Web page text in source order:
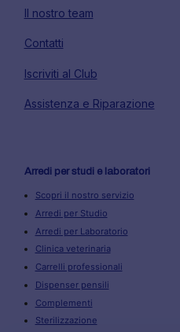
Il nostro team
Contatti
Iscriviti al Club
Assistenza e Riparazione
Arredi per studi e laboratori
Scopri il nostro servizio
Arredi per Studio
Arredi per Laboratorio
Clinica veterinaria
Carrelli professionali
Dispenser pensili
Complementi
Sterilizzazione